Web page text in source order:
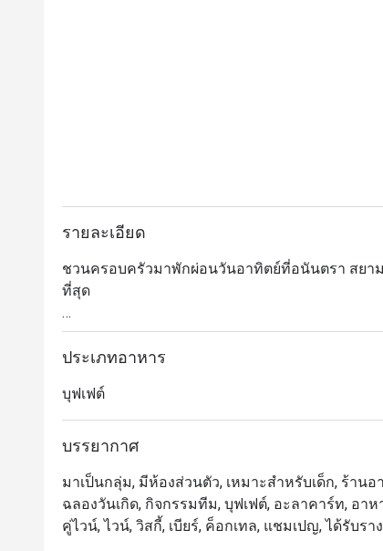
รายละเอียด
ชวนครอบครัวมาพักผ่อนวันอาทิตย์ที่อนันตรา สยา
ที่สุด
เพลิดเพลินไปกับการทานซันเดย์บรั้นช์ที่จะมอบคว
น้ำแข็ง และอีกหลากหลายเมนูบนโต๊ะอาหารให้ทุก
ดื่มม็อคเทลได้ตลอดเวลา
ประเภทอาหาร
บุฟเฟต์
บรรยากาศ
มาเป็นกลุ่ม, มีห้องส่วนตัว, เหมาะสำหรับเด็ก, ร้าน
ฉลองวันเกิด, กิจกรรมทีม, บุฟเฟต์, อะลาคาร์ท, อา
คู่ไวน์, ไวน์, วิสกี้, เบียร์, ค็อกเทล, แชมเปญ, ได้รับร